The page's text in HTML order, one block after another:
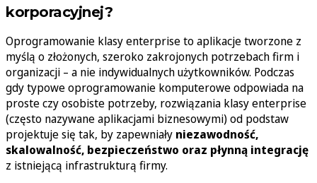
korporacyjnej?
Oprogramowanie klasy enterprise to aplikacje tworzone z
myślą o złożonych, szeroko zakrojonych potrzebach firm i
organizacji – a nie indywidualnych użytkowników. Podczas
gdy typowe oprogramowanie komputerowe odpowiada na
proste czy osobiste potrzeby, rozwiązania klasy enterprise
(często nazywane aplikacjami biznesowymi) od podstaw
projektuje się tak, by zapewniały niezawodność,
skalowalność, bezpieczeństwo oraz płynną integrację
z istniejącą infrastrukturą firmy.